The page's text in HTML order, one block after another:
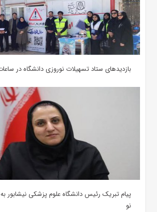
بازدیدهای ستاد تسهیلات نوروزی دانشگاه در ساعات
پیام تبریک رئیس دانشگاه علوم پزشکی نیشابور
نو